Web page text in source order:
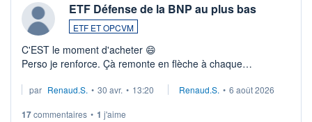
ETF Défense de la BNP au plus bas
ETF ET OPCVM
C'EST le moment d'acheter 😄​
Perso je renforce. Çà remonte en flèche à chaque
Investissement long terme tip top pour sa retraite.
par Renaud.S. • 30 avr. • 13:20 Renaud.S. • 6 août 2026
17commentaires • 1 j'aime